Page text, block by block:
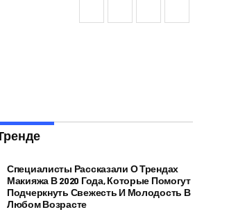
Специалисты Рассказали О Трендах
Макияжа В 2020 Года, Которые Помогут
Подчеркнуть Свежесть И Молодость В
Любом Возрасте